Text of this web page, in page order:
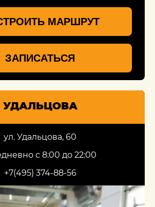
МАРШРУТ
ЗАПИСАТЬСЯ
УДАЛЬЦОВА
ул. Удальцова, 60
с 8:00 до 22:00
+7(495) 374-88-56